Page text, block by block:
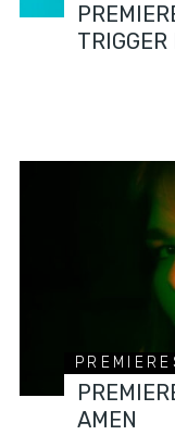
TRIGGER
AMEN